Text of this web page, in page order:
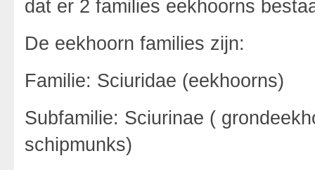
dat er 2 families eekhoorns
De eekhoorn families zijn:
Familie: Sciuridae (eekhoorns)
Subfamilie: Sciurinae (
schipmunks)